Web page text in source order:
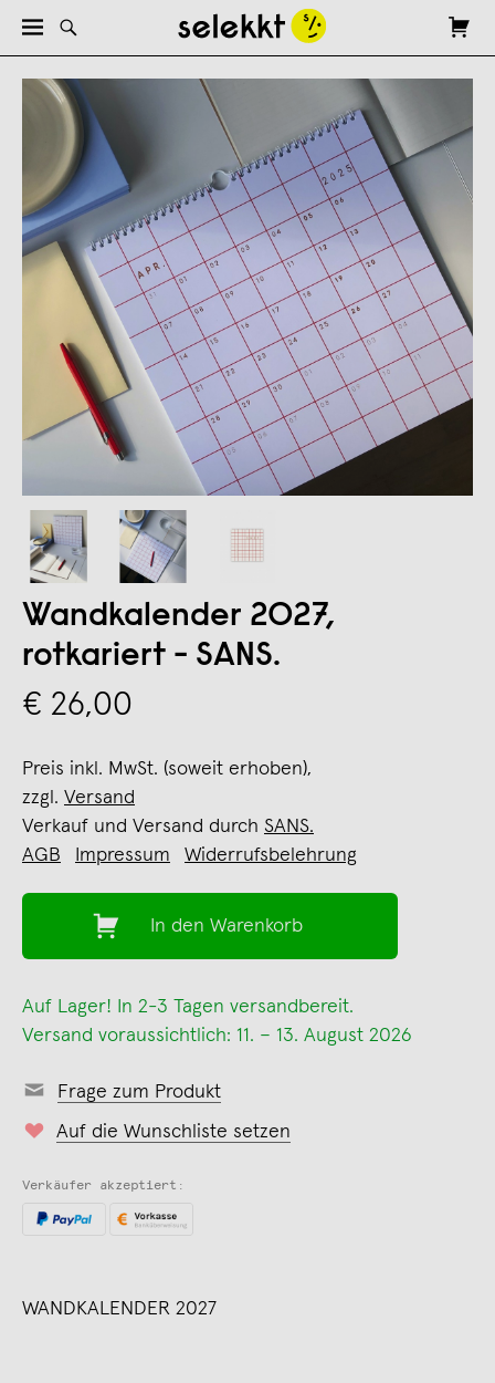
Wandkalender 2027,
rotkariert - SANS.
€ 26,00
Preis inkl. MwSt. (soweit erhoben),
zzgl. Versand
Verkauf und Versand durch SANS.
AGB
Impressum Widerrufsbelehrung
In den Warenkorb
Auf Lager! In 2-3 Tagen versandbereit.
Versand voraussichtlich: 11. – 13. August 2026
Frage zum Produkt
Auf die Wunschliste setzen
Verkäufer akzeptiert:
WANDKALENDER 2027